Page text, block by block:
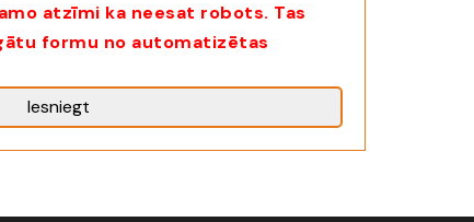
atzīmi ka neesat robots. Tas
formu no automatizētas